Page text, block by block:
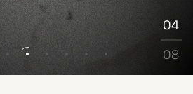
04
05
06
07
08
08